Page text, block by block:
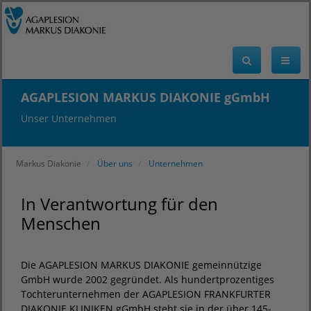
AGAPLESION MARKUS DIAKONIE gGmbH
Unser Unternehmen
Markus Diakonie Über uns Unternehmen
In Verantwortung für den
Menschen
Die AGAPLESION MARKUS DIAKONIE gemeinnützige
GmbH wurde 2002 gegründet. Als hundertprozentiges
Tochterunternehmen der AGAPLESION FRANKFURTER